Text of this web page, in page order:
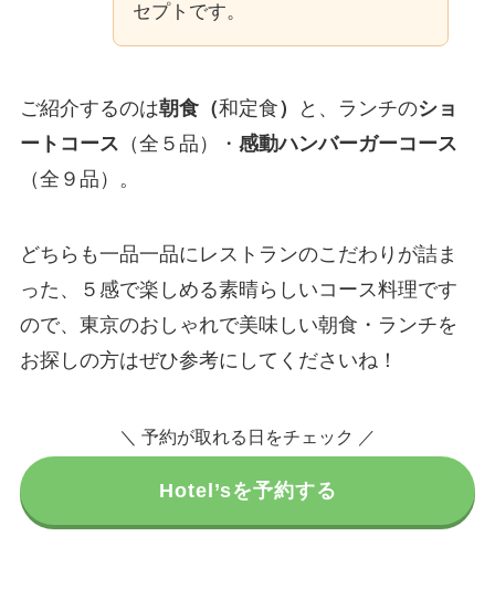
セプトです。
ご紹介するのは朝食（和定食） と、ランチのショ
ートコース （全５品）・ 感動ハンバーガーコース
（全９品）。
どちらも一品一品にレストランのこだわりが詰ま
った、５感で楽しめる素晴らしいコース料理です
ので、東京のおしゃれで美味しい朝食・ランチを
お探しの方はぜひ参考にしてくださいね！
＼ 予約が取れる日をチェック ／
Hotel’sを予約する